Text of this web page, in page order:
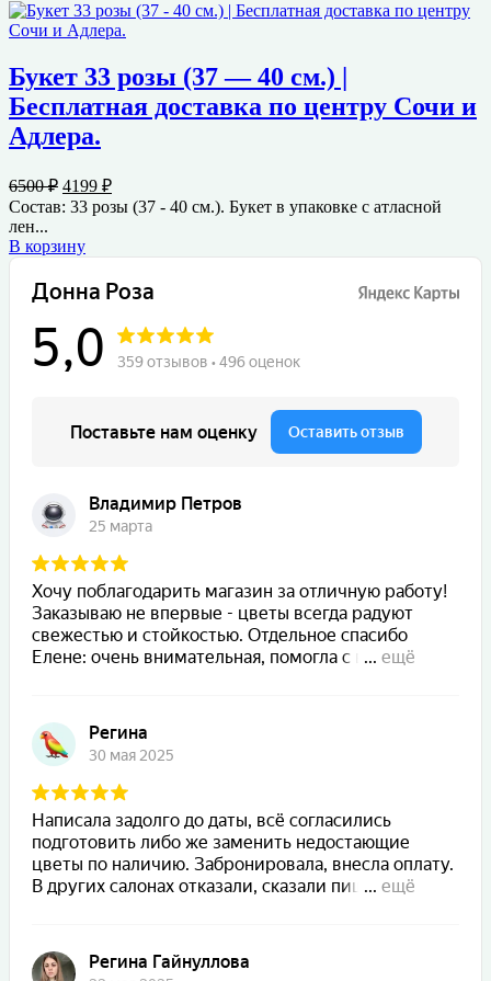
Букет 33 розы (37 — 40 см.) |
Бесплатная доставка по центру Сочи и
Адлера.
6500₽ Первоначальная
цена
составляла
6500 ₽.
4199 ₽Текущая
цена:
Состав: 33 розы (37 - 40 см.). Букет в упаковке с атласной
лен...
В корзину